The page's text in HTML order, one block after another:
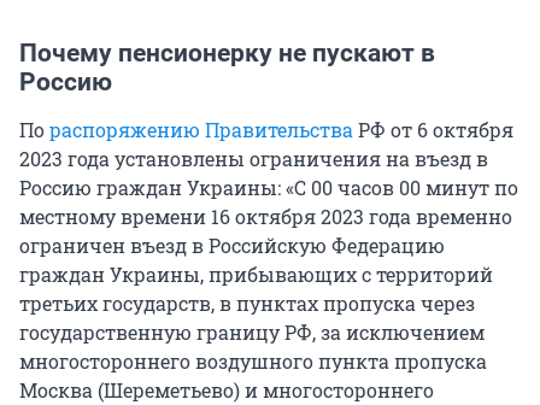
Почему пенсионерку не пускают в
Россию
Пораспоряжению ПравительстваРФ от 6 октября
2023 года установлены ограничения на въезд в
Россию граждан Украины: «С 00 часов 00 минут по
местному времени 16 октября 2023 года временно
ограничен въезд в Российскую Федерацию
граждан Украины, прибывающих с территорий
третьих государств, в пунктах пропуска через
государственную границу РФ, за исключением
многостороннего воздушного пункта пропуска
Москва (Шереметьево) и многостороннего